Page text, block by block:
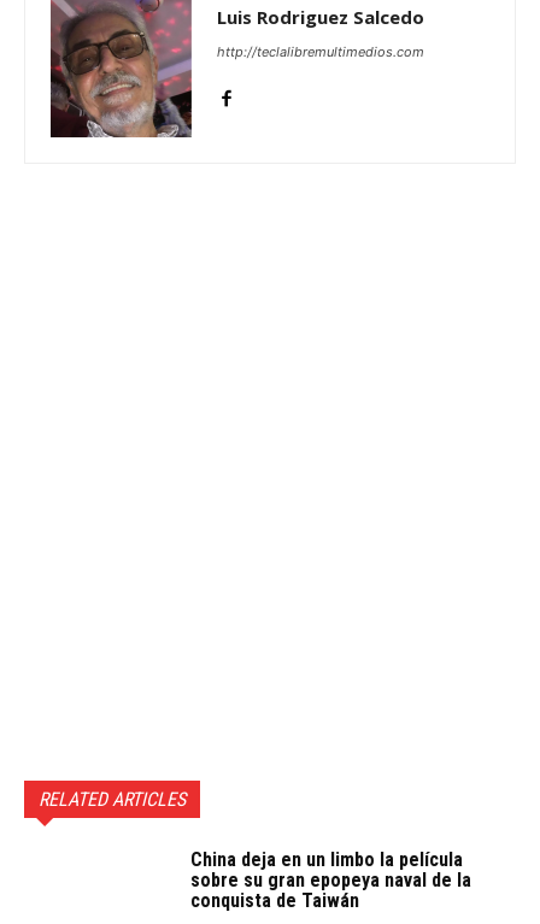
Luis Rodriguez Salcedo
http://teclalibremultimedios.com
RELATED ARTICLES
China deja en un limbo la película
sobre su gran epopeya naval de la
conquista de Taiwán